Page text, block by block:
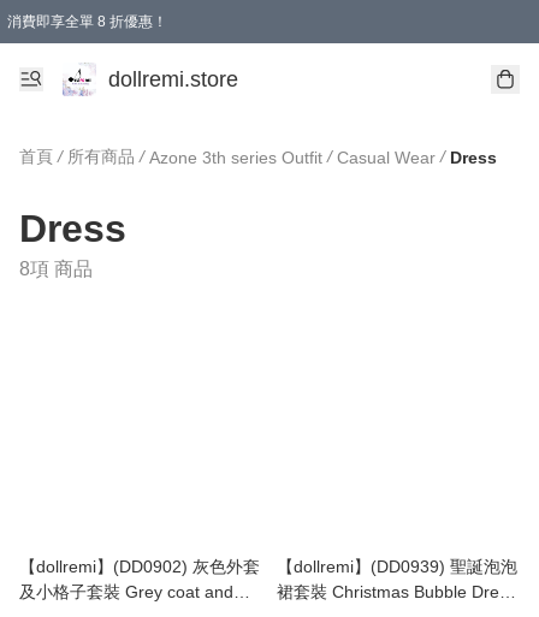
消費即享全單 8 折優惠！
購物滿 HKD 1500.00即享免運費優惠！（適用於 本地送貨、本地取貨、國際送貨 )
dollremi.store
首頁 / 所有商品 / Azone 3th series Outfit / Casual Wear / Dress
Dress
8項 商品
【dollremi】(DD0902) 灰色外套
及小格子套裝 Grey coat and
【dollremi】(DD0939) 聖誕泡泡
裙套裝 Christmas Bubble Dress